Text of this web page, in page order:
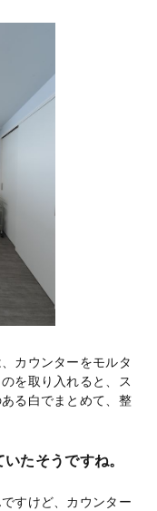
カウンターをモルタ
を取り入れると、ス
る白でまとめて、整
たそうですね。
すけど、カウンター